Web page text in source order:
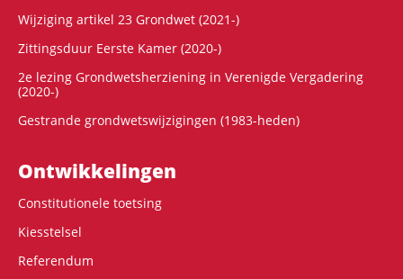
Wijziging artikel 23 Grondwet (2021-)
Zittingsduur Eerste Kamer (2020-)
2e lezing Grondwetsherziening in Verenigde Vergadering
(2020-)
Gestrande grondwetswijzigingen (1983-heden)
Ontwikke­lingen
Constitutionele toetsing
Kiesstelsel
Referendum